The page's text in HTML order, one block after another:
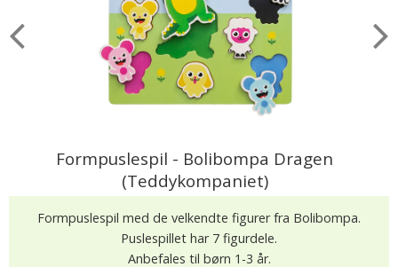
Formpuslespil - Bolibompa Dragen
(Teddykompaniet)
Formpuslespil med de velkendte figurer fra Bolibompa.
Puslespillet har 7 figurdele.
Anbefales til børn 1-3 år.